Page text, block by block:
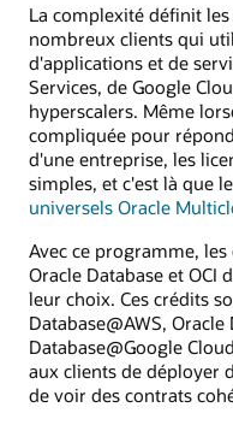
La complexité définit
nombreux clients qui
d'applications et de
Services, de Google
hyperscalers. Même
compliquée pour
d'une entreprise, les
simples, et c'est là que
universels Oracle
Avec ce programme,
Oracle Database et OCI
leur choix. Ces crédits
Database@AWS,
Database@Google
aux clients de déployer
de voir des contrats